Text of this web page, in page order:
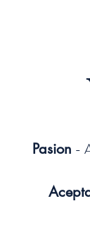
Pasion -